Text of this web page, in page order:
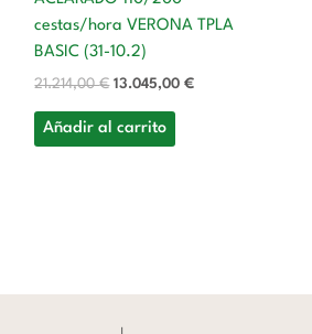
cestas/hora VERONA TPLA
BASIC (31-10.2)
21.214,00€ 13.045,00€
Añadir al carrito